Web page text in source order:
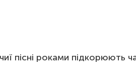
пісні роками підкорюють